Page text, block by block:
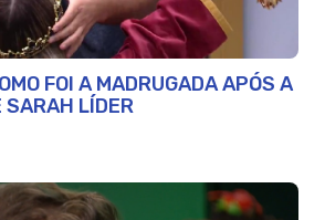
FOI A MADRUGADA APÓS A
SARAH LÍDER